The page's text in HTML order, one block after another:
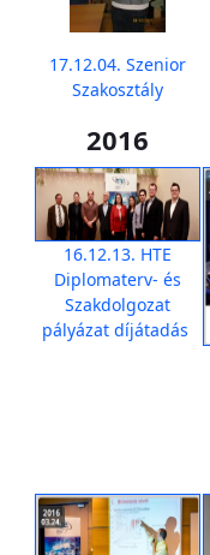
17.12.04. Szenior
Szakosztály
2016
16.12.13. HTE
Diplomaterv- és
Szakdolgozat
pályázat díjátadás